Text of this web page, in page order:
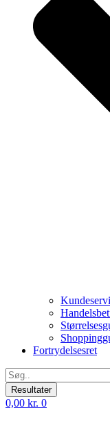
Fortrydelsesret
Search
...Resultater
0,00 kr. 0